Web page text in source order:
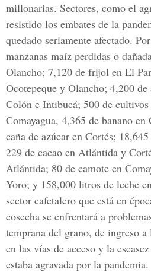
millonarias. Sectores, como el
resistido los embates de la
quedado seriamente afectado.
manzanas maíz perdidas o
Olancho; 7,120 de frijol en El
Ocotepeque y Olancho; 4,200
Colón e Intibucá; 500 de
Comayagua, 4,365 de banano
caña de azúcar en Cortés;
229 de cacao en Atlántida y
Atlántida; 80 de camote en
Yoro; y 158,000 litros de leche
sector cafetalero que está en
cosecha se enfrentará a
temprana del grano, de ingreso
en las vías de acceso y la
estaba agravada por la